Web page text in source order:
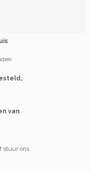
van
stuur ons